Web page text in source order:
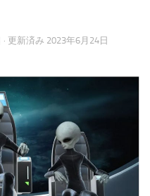
· 更新済み 2023年6月24日